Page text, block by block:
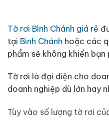
Tờ rơi Bình Chánh giá rẻ
tại Bình Chánh hoặc các
phẩm sẽ không khiến
Tờ rơi là đại diện cho
doanh nghiệp dù lớn hay
Tùy vào số lượng tờ rơi